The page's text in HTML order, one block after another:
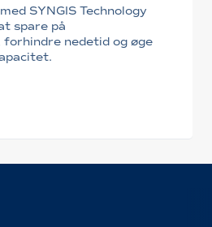
SYNGIS Technology
spare på
forhindre nedetid og øge